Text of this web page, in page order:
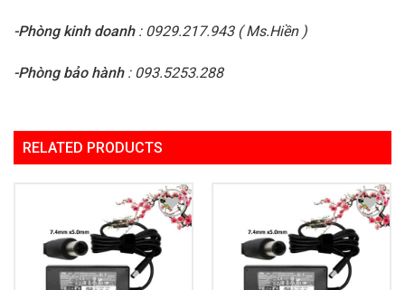
-Phòng kinh doanh: 0929.217.943 ( Ms.Hiền )
-Phòng bảo hành: 093.5253.288
RELATED PRODUCTS
Add to
Wishlist
Add to
Wishlist